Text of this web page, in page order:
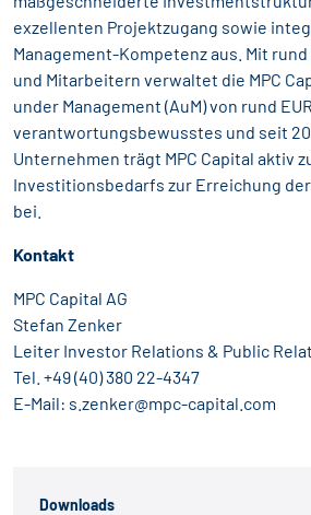
exzellenten Projektzugang sowie
Management-Kompetenz aus. Mit
und Mitarbeitern verwaltet die MPC
under Management (AuM) von rund
verantwortungsbewusstes und seit
Unternehmen trägt MPC Capital aktiv
Investitionsbedarfs zur Erreichung
bei.
Kontakt
MPC Capital AG
Stefan Zenker
Leiter Investor Relations & Public
Tel. +49 (40) 380 22-4347
E-Mail: s.zenker@mpc-capital.com
Downloads